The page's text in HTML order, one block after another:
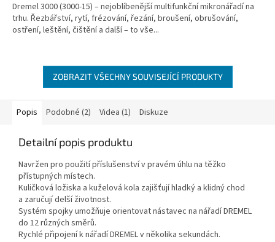
z
5
hvězdiček.
Dremel 3000 (3000-15) – nejoblíbenější multifunkční mikronářadí na
trhu. Řezbářství, rytí, frézování, řezání, broušení, obrušování,
ostření, leštění, čištění a další – to vše...
ZOBRAZIT VŠECHNY SOUVISEJÍCÍ PRODUKTY
Popis Podobné (2) Videa (1) Diskuze
Detailní popis produktu
Navržen pro použití příslušenství v pravém úhlu na těžko
přístupných místech.
Kuličková ložiska a kuželová kola zajišťují hladký a klidný chod
a zaručují delší životnost.
Systém spojky umožňuje orientovat nástavec na nářadí DREMEL
do 12 různých směrů.
Rychlé připojení k nářadí DREMEL v několika sekundách.